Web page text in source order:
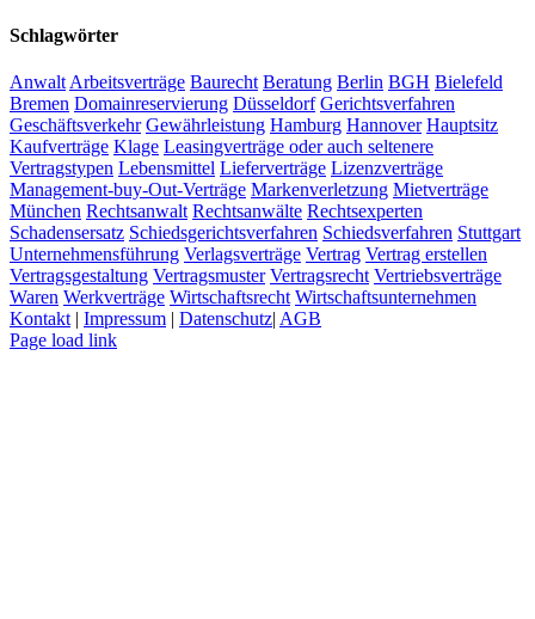
Schlagwörter
Anwalt Arbeitsverträge Baurecht Beratung Berlin BGH Bielefeld
Bremen Domainreservierung Düsseldorf Gerichtsverfahren
Geschäftsverkehr Gewährleistung Hamburg Hannover Hauptsitz
Kaufverträge Klage Leasingverträge oder auch seltenere
Vertragstypen Lebensmittel Lieferverträge Lizenzverträge
Management-buy-Out-Verträge Markenverletzung Mietverträge
München Rechtsanwalt Rechtsanwälte Rechtsexperten
Schadensersatz Schiedsgerichtsverfahren Schiedsverfahren Stuttgart
Unternehmensführung Verlagsverträge Vertrag Vertrag erstellen
Vertragsgestaltung Vertragsmuster Vertragsrecht Vertriebsverträge
Waren Werkverträge Wirtschaftsrecht Wirtschaftsunternehmen
Kontakt | Impressum | Datenschutz| AGB
Page load link